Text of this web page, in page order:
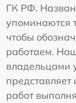
ГК РФ.
упоминаются
чтобы
работаем.
владельцами
работ